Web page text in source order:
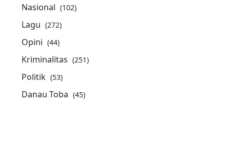
Nasional (102)
Lagu (272)
Opini (44)
Kriminalitas (251)
Politik (53)
Danau Toba (45)